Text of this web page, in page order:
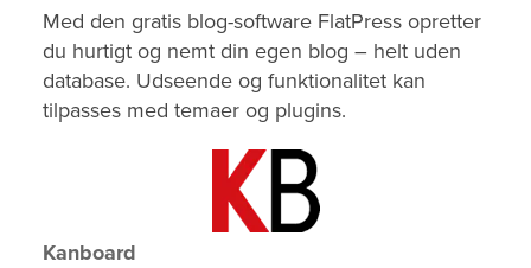
Med den gratis blog-software FlatPress opretter
du hurtigt og nemt din egen blog – helt uden
database. Udseende og funktionalitet kan
tilpasses med temaer og plugins.
Kanboard